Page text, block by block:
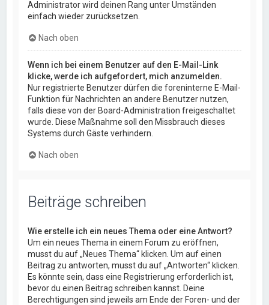
Administrator wird deinen Rang unter Umständen
einfach wieder zurücksetzen.
Nach oben
Wenn ich bei einem Benutzer auf den E-Mail-Link
klicke, werde ich aufgefordert, mich anzumelden.
Nur registrierte Benutzer dürfen die foreninterne E-Mail-
Funktion für Nachrichten an andere Benutzer nutzen,
falls diese von der Board-Administration freigeschaltet
wurde. Diese Maßnahme soll den Missbrauch dieses
Systems durch Gäste verhindern.
Nach oben
Beiträge schreiben
Wie erstelle ich ein neues Thema oder eine Antwort?
Um ein neues Thema in einem Forum zu eröffnen,
musst du auf „Neues Thema“ klicken. Um auf einen
Beitrag zu antworten, musst du auf „Antworten“ klicken.
Es könnte sein, dass eine Registrierung erforderlich ist,
bevor du einen Beitrag schreiben kannst. Deine
Berechtigungen sind jeweils am Ende der Foren- und der